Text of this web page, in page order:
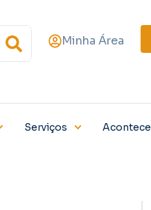
Minha Área
Serviços Acontece